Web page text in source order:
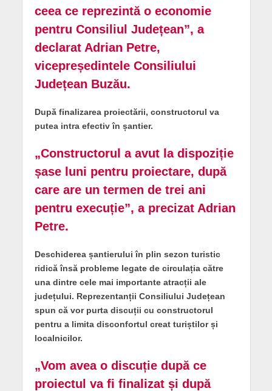
ceea ce reprezintă o economie
pentru Consiliul Județean”, a
declarat Adrian Petre,
vicepreședintele Consiliului
Județean Buzău.
După finalizarea proiectării, constructorul va
putea intra efectiv în șantier.
„Constructorul a avut la dispoziție
șase luni pentru proiectare, după
care are un termen de trei ani
pentru execuție”, a precizat Adrian
Petre.
Deschiderea șantierului în plin sezon turistic
ridică însă probleme legate de circulația către
una dintre cele mai importante atracții ale
județului. Reprezentanții Consiliului Județean
spun că vor purta discuții cu constructorul
pentru a limita disconfortul creat turiștilor și
localnicilor.
„Vom avea o discuție după ce
proiectul va fi finalizat și după